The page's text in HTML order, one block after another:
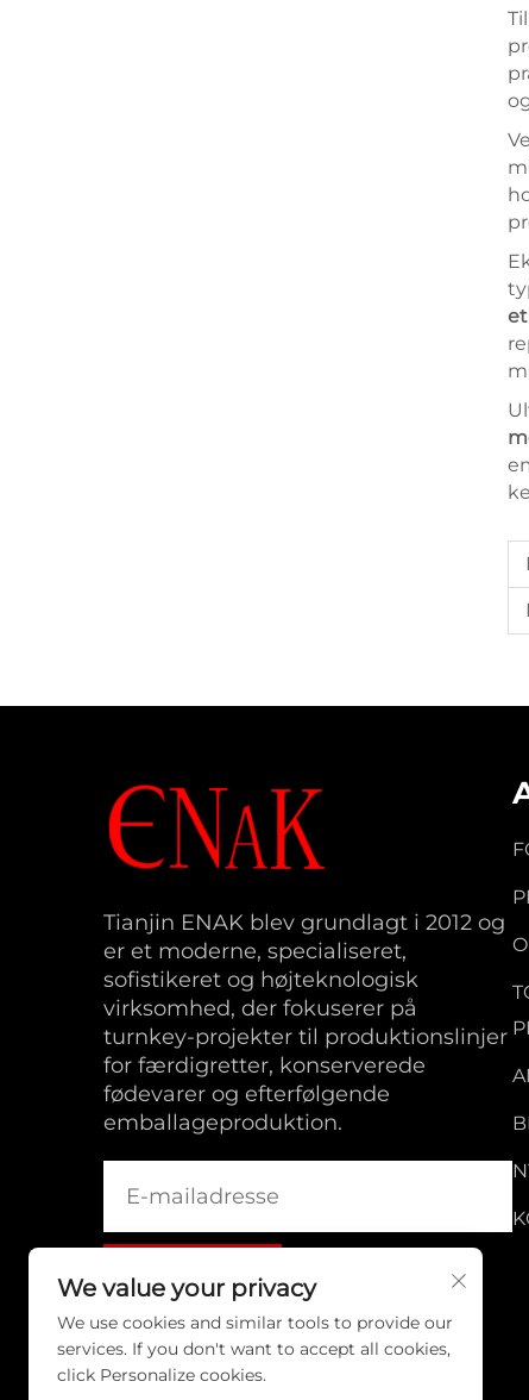
Tianjin ENAK blev grundlagt i 2012 og
er et moderne, specialiseret,
sofistikeret og højteknologisk
virksomhed, der fokuserer på
turnkey-projekter til produktionslinjer
for færdigretter, konserverede
fødevarer og efterfølgende
emballageproduktion.
We value your privacy
We use cookies and similar tools to provide our
services. If you don't want to accept all cookies,
click Personalize cookies.